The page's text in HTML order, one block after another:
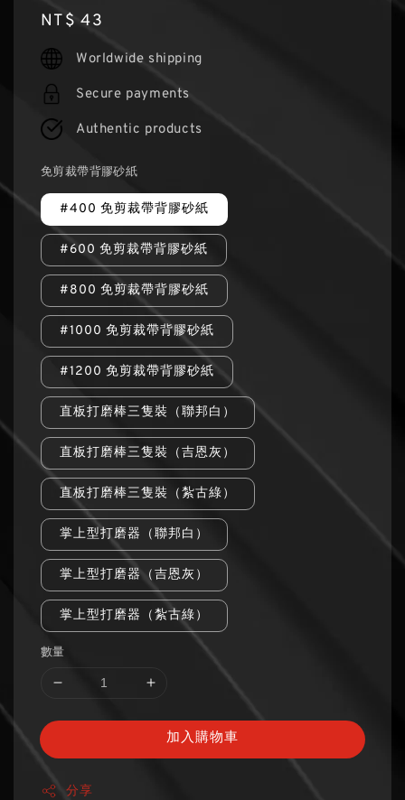
Regular
price
NT$ 43
Worldwide shipping
Secure payments
Authentic products
免剪裁帶背膠砂紙
#400 免剪裁帶背膠砂紙
#600 免剪裁帶背膠砂紙
#800 免剪裁帶背膠砂紙
#1000 免剪裁帶背膠砂紙
#1200 免剪裁帶背膠砂紙
直板打磨棒三隻裝（聯邦白）
直板打磨棒三隻裝（吉恩灰）
直板打磨棒三隻裝（紮古綠）
掌上型打磨器（聯邦白）
掌上型打磨器（吉恩灰）
掌上型打磨器（紮古綠）
數量
加入購物車
分享